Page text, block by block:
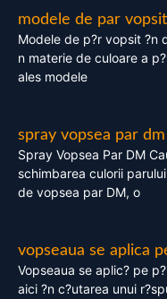
modele de par
Modele de p?r vopsit ?n
n materie de culoare a
ales modele
spray vopsea par dm
Spray Vopsea Par DM
schimbarea culorii
de vopsea par DM, o
vopseaua se aplica
Vopseaua se aplic? pe
aici ?n c?utarea unui